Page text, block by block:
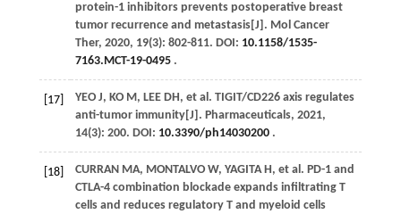
protein-1 inhibitors prevents postoperative breast
tumor recurrence and metastasis[J]. Mol Cancer
Ther, 2020, 19(3): 802-811. DOI: 10.1158/1535-
7163.MCT-19-0495.
[17] YEO J, KO M, LEE DH, et al. TIGIT/CD226 axis regulates
anti-tumor immunity[J]. Pharmaceuticals, 2021,
14(3): 200. DOI: 10.3390/ph14030200.
[18] CURRAN MA, MONTALVO W, YAGITA H, et al. PD-1 and
CTLA-4 combination blockade expands infiltrating T
cells and reduces regulatory T and myeloid cells